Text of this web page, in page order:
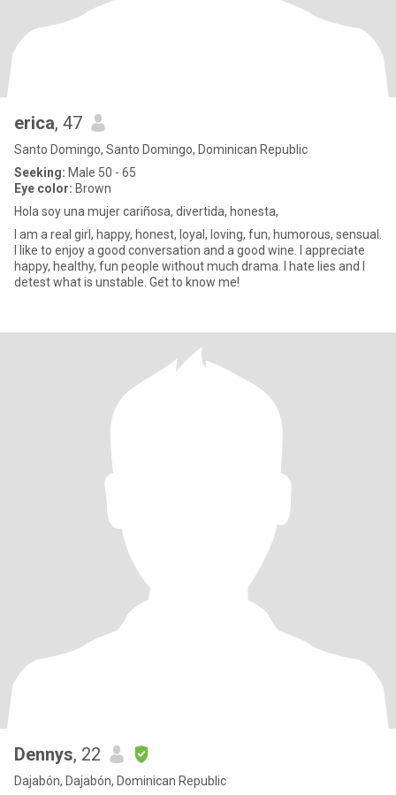
erica, 47
Santo Domingo, Santo Domingo, Dominican Republic
Seeking: Male 50 - 65
Eye color: Brown
Hola soy una mujer cariñosa, divertida, honesta,
I am a real girl, happy, honest, loyal, loving, fun, humorous, sensual.
I like to enjoy a good conversation and a good wine. I appreciate
happy, healthy, fun people without much drama. I hate lies and I
detest what is unstable. Get to know me!
Dennys, 22
Dajabón, Dajabón, Dominican Republic